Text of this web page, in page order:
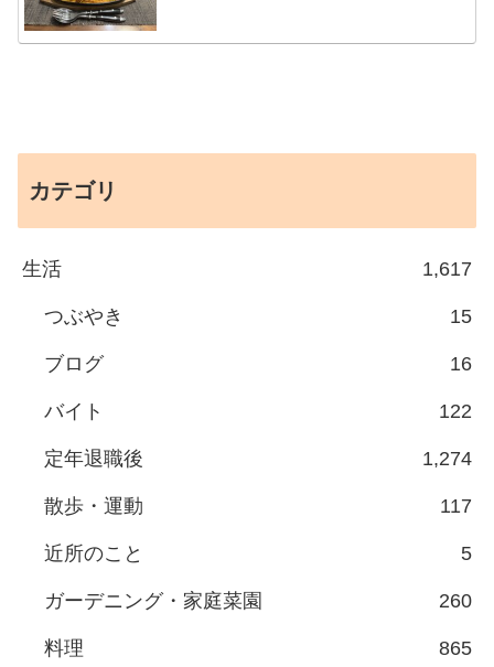
カテゴリ
生活 1,617
つぶやき 15
ブログ 16
バイト 122
定年退職後 1,274
散歩・運動 117
近所のこと 5
ガーデニング・家庭菜園 260
料理 865